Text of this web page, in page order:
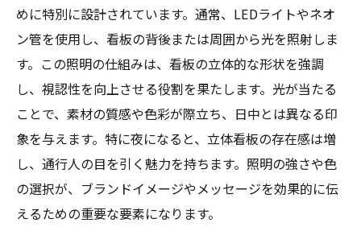
エコフレンドリーな照明デザイン
都市環境に適した照明配置
立体看板の設計プロセス
デザインと機能性のバランス
立体看板照明のトレンドと未来予測
立体看板照明が生み出す新たな都市の魅力とは
立体看板がもたらす経済効果
観光客を引き寄せる魅力的なデザイン
めに特別に設計されています。通常、LEDライトやネオ
ン管を使用し、看板の背後または周囲から光を照射しま
す。この照明の仕組みは、看板の立体的な形状を強調
し、視認性を向上させる役割を果たします。光が当たる
ことで、素材の質感や色彩が際立ち、日中とは異なる印
象を与えます。特に夜になると、立体看板の存在感は増
し、通行人の目を引く魅力を持ちます。照明の強さや色
の選択が、ブランドイメージやメッセージを効果的に伝
えるための重要な要素になります。